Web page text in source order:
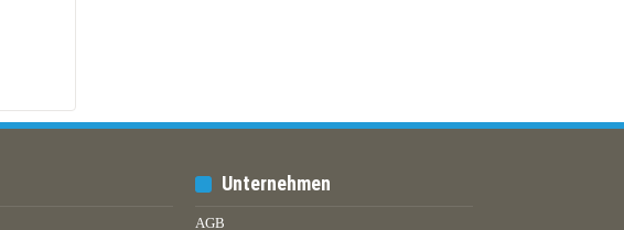
Unternehmen
AGB